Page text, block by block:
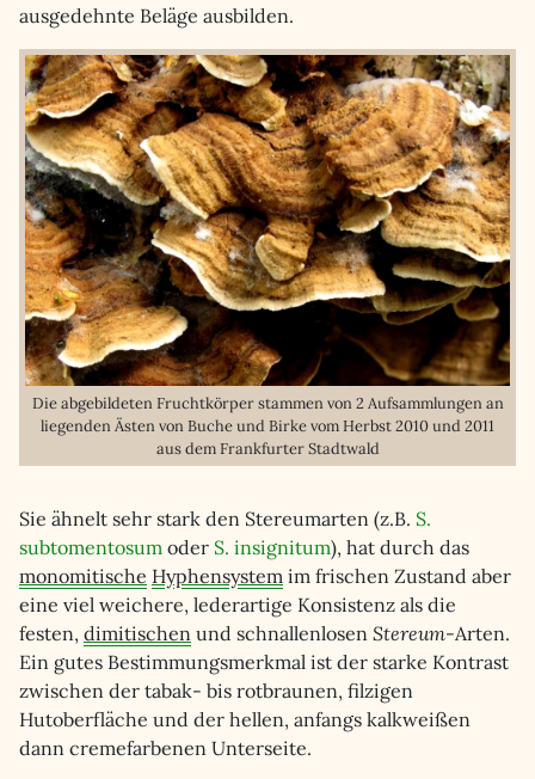
ausgedehnte Beläge ausbilden.
Die abgebildeten Fruchtkörper stammen von 2 Aufsammlungen an
liegenden Ästen von Buche und Birke vom Herbst 2010 und 2011
aus dem Frankfurter Stadtwald
Sie ähnelt sehr stark den Stereumarten (z.B. S.
subtomentosum oder S. insignitum), hat durch das
monomitische Hyphensystem im frischen Zustand aber
eine viel weichere, lederartige Konsistenz als die
festen, dimitischen und schnallenlosen Stereum-Arten.
Ein gutes Bestimmungsmerkmal ist der starke Kontrast
zwischen der tabak- bis rotbraunen, filzigen
Hutoberfläche und der hellen, anfangs kalkweißen
dann cremefarbenen Unterseite.